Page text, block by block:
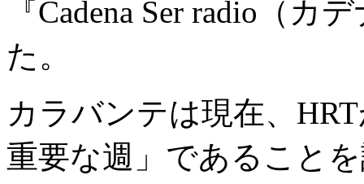
『Cadena Ser radio（
た。
カラバンテは現在、
重要な週」であること